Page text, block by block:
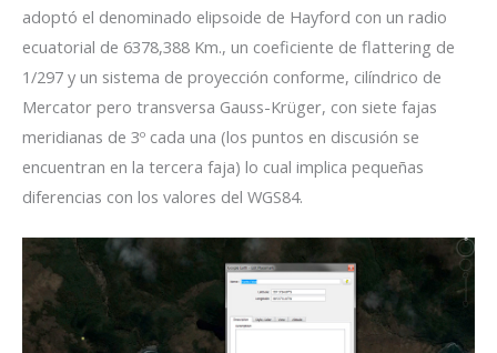
adoptó el denominado elipsoide de Hayford con un radio
ecuatorial de 6378,388 Km., un coeficiente de flattering de
1/297 y un sistema de proyección conforme, cilíndrico de
Mercator pero transversa Gauss-Krüger, con siete fajas
meridianas de 3º cada una (los puntos en discusión se
encuentran en la tercera faja) lo cual implica pequeñas
diferencias con los valores del WGS84.